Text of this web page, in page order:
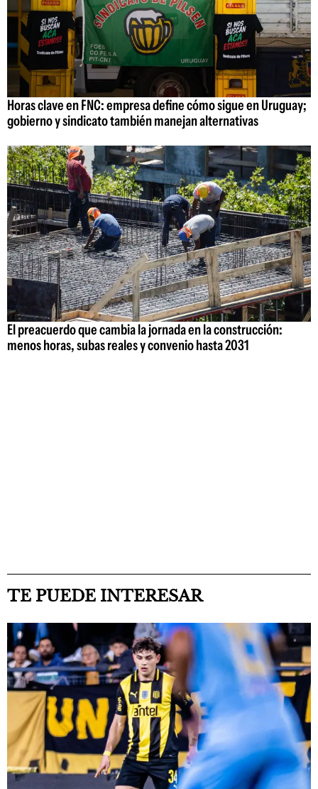
Horas clave en FNC: empresa define cómo sigue en Uruguay;
gobierno y sindicato también manejan alternativas
El preacuerdo que cambia la jornada en la construcción:
menos horas, subas reales y convenio hasta 2031
TE PUEDE INTERESAR